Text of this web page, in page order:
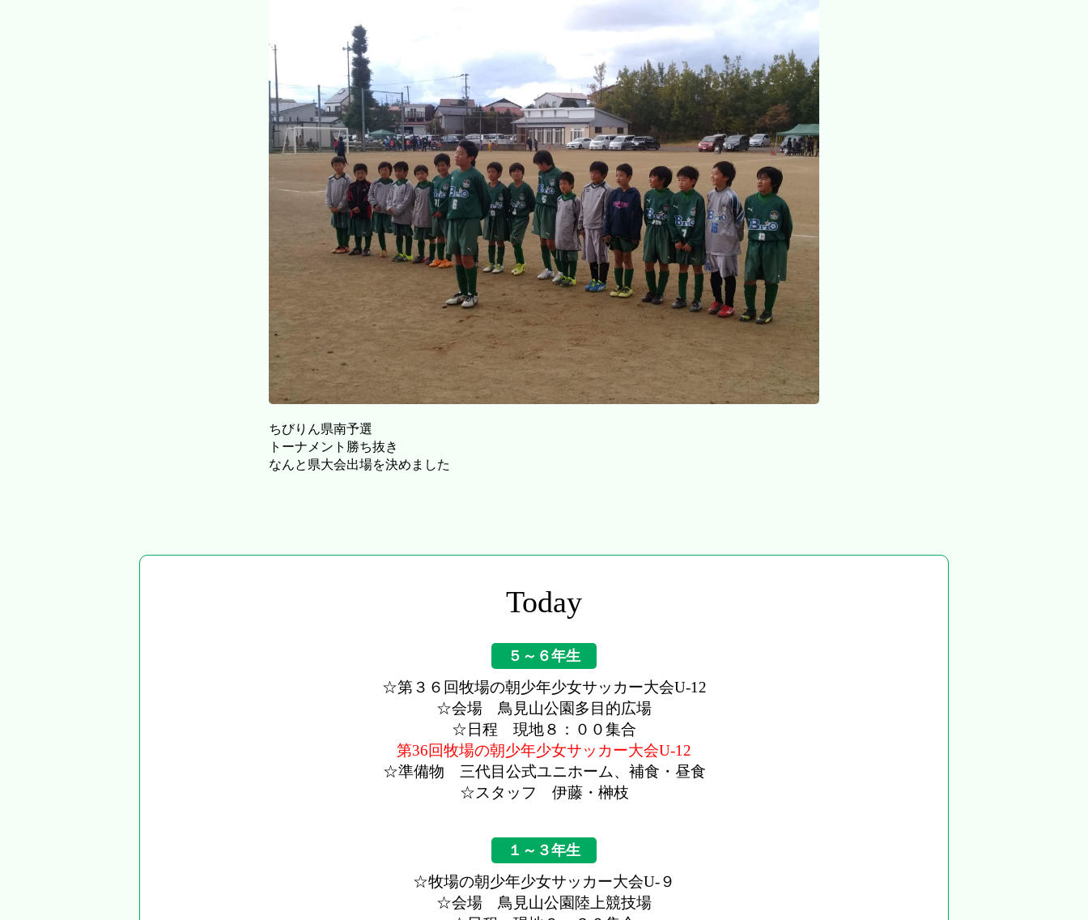
ちびりん県南予選
トーナメント勝ち抜き
なんと県大会出場を決めました
Today
５～６年生
☆第３６回牧場の朝少年少女サッカー大会U-12
☆会場 鳥見山公園多目的広場
☆日程 現地８：００集合
第36回牧場の朝少年少女サッカー大会U-12
☆準備物 三代目公式ユニホーム、補食・昼食
☆スタッフ 伊藤・榊枝
１～３年生
☆牧場の朝少年少女サッカー大会U-９
☆会場 鳥見山公園陸上競技場